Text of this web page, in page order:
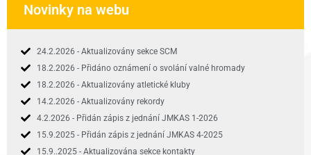
Novinky na webu
24.2.2026 - Aktualizovány sekce SCM
18.2.2026 - Přidáno oznámení o svolání valné hromady
18.2.2026 - Aktualizovány atletické kluby
14.2.2026 - Aktualizovány rekordy
4.2.2026 - Přidán zápis z jednání JMKAS 1-2026
15.9.2025 - Přidán zápis z jednání JMKAS 4-2025
15.9..2025 - Aktualizována sekce kontakty